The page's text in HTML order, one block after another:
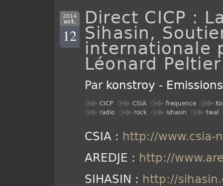
2014
oct.
12
Direct CICP :
Sihasin,
internationale
Léonard Peltier
Par konstroy -
CICP CSIA frequence
radio
rock sihasin twal
CSIA : http://www.csia-
AREDJE : http://
SIHASIN : http://